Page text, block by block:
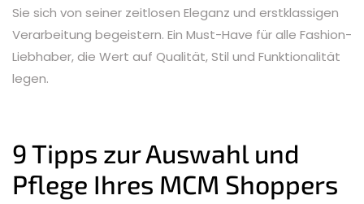
Sie sich von seiner zeitlosen Eleganz und erstklassigen
Verarbeitung begeistern. Ein Must-Have für alle Fashion-
Liebhaber, die Wert auf Qualität, Stil und Funktionalität
legen.
9 Tipps zur Auswahl und
Pflege Ihres MCM Shoppers